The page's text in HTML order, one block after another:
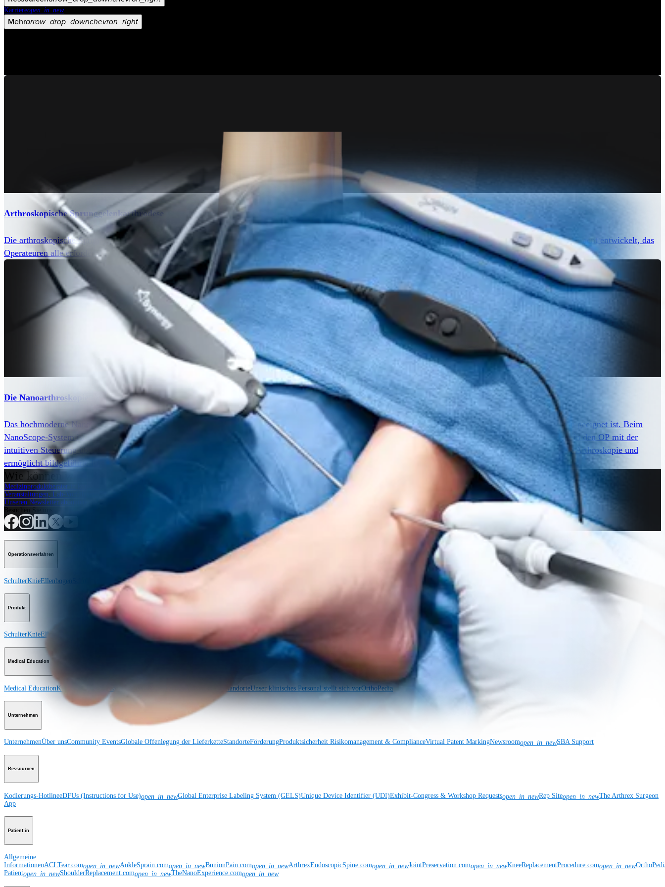
Karriereopen_in_new
Mehrarrow_drop_downchevron_right
Arthroskopische Sprunggelenkarthrodese
Die arthroskopische Sprunggelenksarthrodese hat im Vergleich zu offenen Arthrodesetechniken viele belegte Vorteile. Arthrex hat ein umfassendes Produktsortiment entwickelt, das
Operateuren alle erforderlichen Instrumente für eine sichere und effektive arthroskopische Sprunggelenksarthrodese zur Verfügung stellt.
Die Nanoarthroskopie am Fuß und am Sprunggelenk
Das hochmoderne NanoScope-Bildgebungssystem ist das erste 3-in-1-Chip-on-Tip-Kamerasystem für den Einmalgebrauch, das für den Einsatz in der Medizin geeignet ist. Beim
NanoScope-System ist die neueste Technologie im Bereich der 1 mm Bildgebungssensoren, der LED-Beleuchtung, des Bildmanagements und der Integration in den OP mit der
intuitiven Steuerung über ein Tablet kombiniert. Das NanoScope-System bietet eine neue Option in Ergänzung zu der MRT-Bildgebung und der Second-Look-Arthroskopie und
ermöglicht bildgeführte Injektionen, die unter der Kontrolle durch direkte arthroskopische Bildgebung präzise durchgeführt werden können.
Wie können wir Ihnen helfen?
Medizinproduktberater:in kontaktieren
Veranstaltungen, Lab-Vorführungen und Schulungsmöglichkeiten ansehen
Unseren Newsletter abonnieren
Operationsverfahren
SchulterKnieEllenbogen SchulterendoprothetikHand und Handgelenk Wirbelsäule
Produkt
SchulterKnieEllenbogen SchulterendoprothetikHand und HandgelenkFuß und SprunggelenkHüfteOrthobiologie Cardiothoracic SurgeryBildgebung & Resektion
Medical Education
Medical EducationKursbeschreibungenSchulungen & Lehrgänge ArthroLab™-StandorteUnser klinisches Personal stellt sich vorOrthoPedia
Unternehmen
UnternehmenÜber unsCommunity EventsGlobale Offenlegung der LieferketteStandorteFörderungProduktsicherheit Risikomanagement & ComplianceVirtual Patent MarkingNewsroomopen_in_newSBA Support
Ressourcen
Kodierungs-HotlineeDFUs (Instructions for Use)open_in_newGlobal Enterprise Labeling System (GELS)Unique Device Identifier (UDI)Exhibit-Congress & Workshop Requestsopen_in_newRep Siteopen_in_newThe Arthrex Surgeon
App
Patient:in
Allgemeine
InformationenACLTear.comopen_in_newAnkleSprain.comopen_in_newBunionPain.comopen_in_newArthrexEndoscopicSpine.comopen_in_newJointPreservation.comopen_in_newKneeReplacementProcedure.comopen_in_new
Patientopen_in_newShoulderReplacement.comopen_in_newTheNanoExperience.comopen_in_new